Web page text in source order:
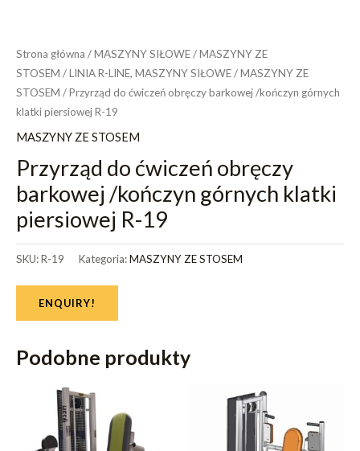
Strona główna /MASZYNY SIŁOWE/MASZYNY ZE
STOSEM /LINIA R-LINE, MASZYNY SIŁOWE/MASZYNY ZE
STOSEM / Przyrząd do ćwiczeń obręczy barkowej /kończyn górnych
klatki piersiowej R-19
MASZYNY ZE STOSEM
Przyrząd do ćwiczeń obręczy
barkowej /kończyn górnych klatki
piersiowej R-19
SKU:R-19 Kategoria:MASZYNY ZE STOSEM
ENQUIRY!
Podobne produkty